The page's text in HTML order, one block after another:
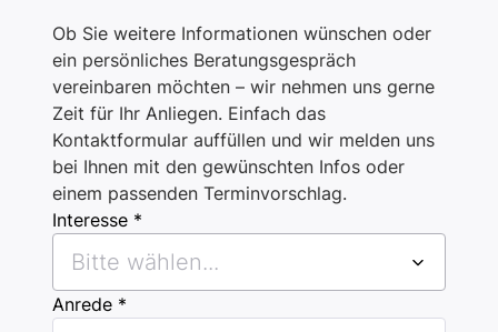
Ob Sie weitere Informationen wünschen oder
ein persönliches Beratungsgespräch
vereinbaren möchten – wir nehmen uns gerne
Zeit für Ihr Anliegen. Einfach das
Kontaktformular auffüllen und wir melden uns
bei Ihnen mit den gewünschten Infos oder
einem passenden Terminvorschlag.
Interesse *
Bitte wählen...
Anrede *